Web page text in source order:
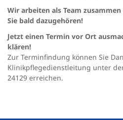
Wir arbeiten als Team
Sie bald dazugehören!
Jetzt einen Termin vor Ort
klären!
Zur Terminfindung können Sie
Klinikpflegedienstleitung unter
24129 erreichen.